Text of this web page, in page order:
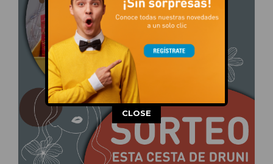
This popup will close in:
CLOSE